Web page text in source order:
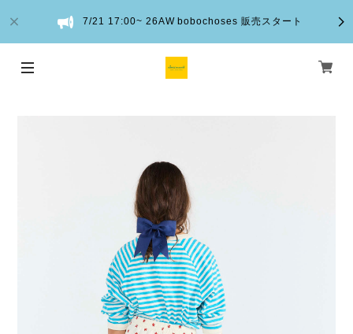
7/21 17:00~ 26AW bobochoses 販売スタート